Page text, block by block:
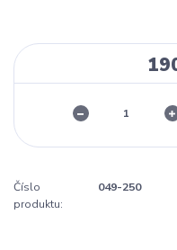
Číslo
produktu:
049-250